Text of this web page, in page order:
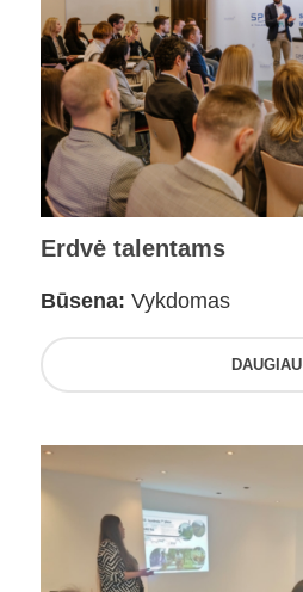
Erdvė talentams
Būsena: Vykdomas
DAUGIAU